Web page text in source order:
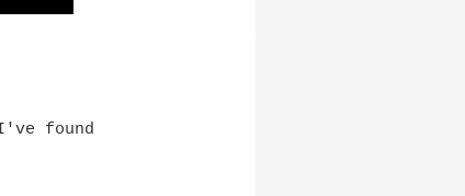
found